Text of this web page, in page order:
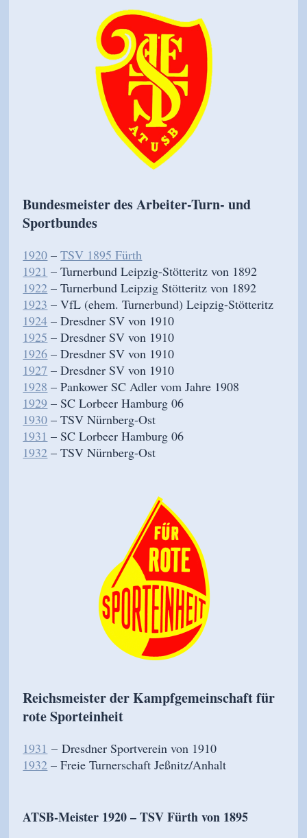
Bundesmeister des Arbeiter-Turn- und
Sportbundes
1920 –TSV 1895 Fürth
1921 – Turnerbund Leipzig-Stötteritz von 1892
1922 – Turnerbund Leipzig Stötteritz von 1892
1923 – VfL (ehem. Turnerbund) Leipzig-Stötteritz
1924 – Dresdner SV von 1910
1925 – Dresdner SV von 1910
1926 – Dresdner SV von 1910
1927 – Dresdner SV von 1910
1928 – Pankower SC Adler vom Jahre 1908
1929 – SC Lorbeer Hamburg 06
1930 – TSV Nürnberg-Ost
1931 – SC Lorbeer Hamburg 06
1932 – TSV Nürnberg-Ost
Reichsmeister der Kampfgemeinschaft für
rote Sporteinheit
1931 –Dresdner Sportverein von 1910
1932 – Freie Turnerschaft Jeßnitz/Anhalt
ATSB-Meister 1920 – TSV Fürth von 1895